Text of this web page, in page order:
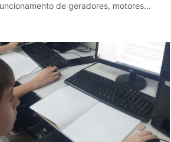
de geradores, motores